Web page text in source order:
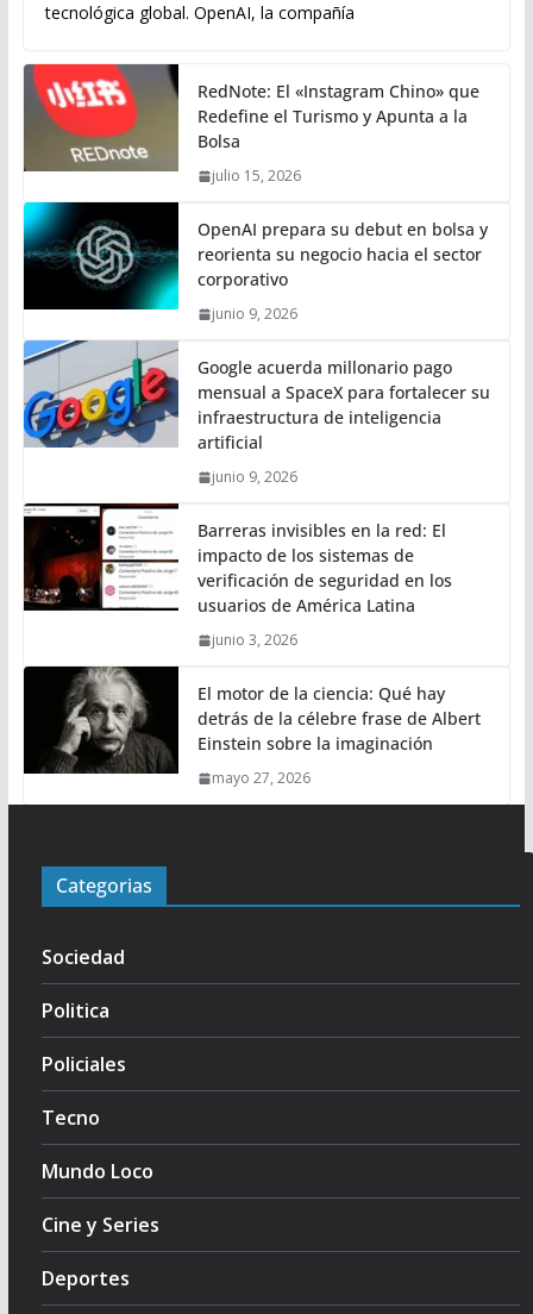
tecnológica global. OpenAI, la compañía
RedNote: El «Instagram Chino» que
Redefine el Turismo y Apunta a la
Bolsa
julio 15, 2026
OpenAI prepara su debut en bolsa y
reorienta su negocio hacia el sector
corporativo
junio 9, 2026
Google acuerda millonario pago
mensual a SpaceX para fortalecer su
infraestructura de inteligencia
artificial
junio 9, 2026
Barreras invisibles en la red: El
impacto de los sistemas de
verificación de seguridad en los
usuarios de América Latina
junio 3, 2026
El motor de la ciencia: Qué hay
detrás de la célebre frase de Albert
Einstein sobre la imaginación
mayo 27, 2026
Categorias
Sociedad
Politica
Policiales
Tecno
Mundo Loco
Cine y Series
Deportes